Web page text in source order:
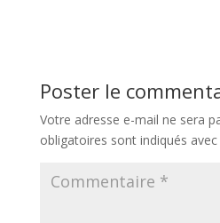
Poster le
Votre adresse e-mail ne sera
obligatoires sont indiqués avec